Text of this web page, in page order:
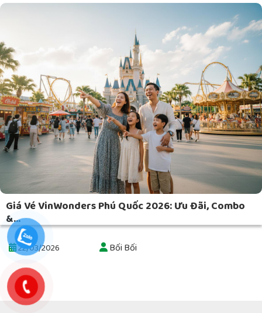
Giá Vé VinWonders Phú Quốc 2026: Ưu Đãi, Combo
&...
22/03/2026 Bối Bối